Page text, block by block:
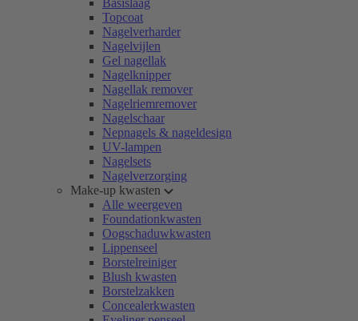
Basislaag
Topcoat
Nagelverharder
Nagelvijlen
Gel nagellak
Nagelknipper
Nagellak remover
Nagelriemremover
Nagelschaar
Nepnagels & nageldesign
UV-lampen
Nagelsets
Nagelverzorging
Make-up kwasten
Alle weergeven
Foundationkwasten
Oogschaduwkwasten
Lippenseel
Borstelreiniger
Blush kwasten
Borstelzakken
Concealerkwasten